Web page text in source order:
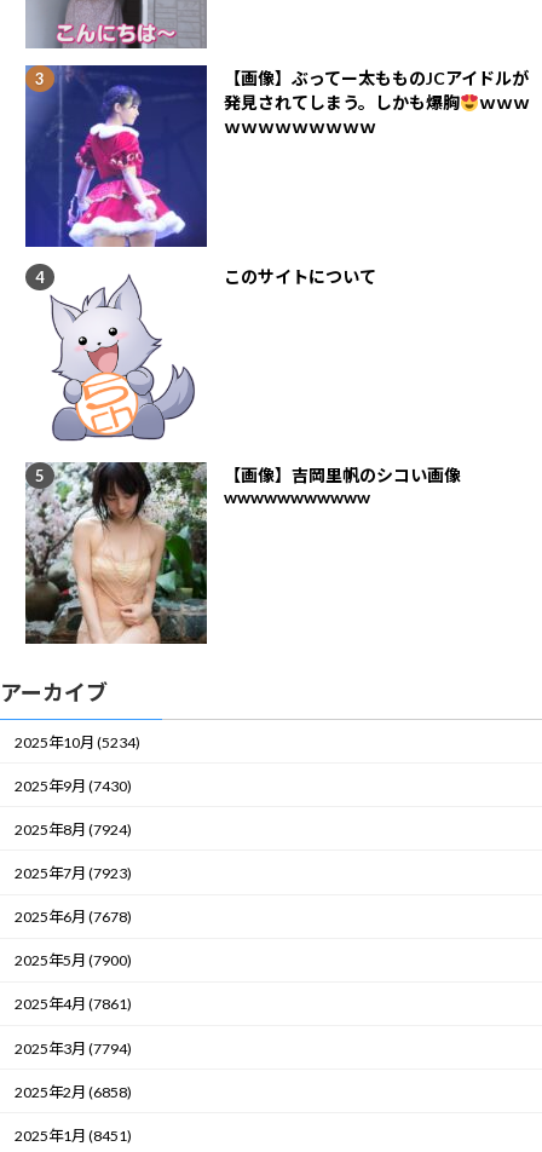
【画像】ぶってー太もものJCアイドルが
発見されてしまう。しかも爆胸
ｗｗｗ
ｗｗｗｗｗｗｗｗｗ
このサイトについて
【画像】吉岡里帆のシコい画像
wwwwwwwwwww
アーカイブ
2025年10月 (5234)
2025年9月 (7430)
2025年8月 (7924)
2025年7月 (7923)
2025年6月 (7678)
2025年5月 (7900)
2025年4月 (7861)
2025年3月 (7794)
2025年2月 (6858)
2025年1月 (8451)